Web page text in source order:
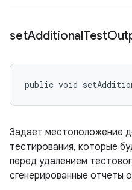
setAdditionalTest
public void
Задает местоположение
тестирования, которые
перед удалением
сгенерированные отчеты